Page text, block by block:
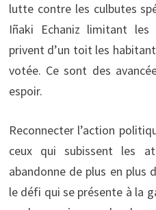
lutte contre les culbutes
Iñaki Echaniz limitant les
privent d’un toit les
votée. Ce sont des
espoir.
Reconnecter l’action
ceux qui subissent les
abandonne de plus en plus
le défi qui se présente à la